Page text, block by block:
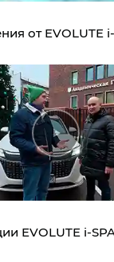
от EVOLUTE
EVOLUTE